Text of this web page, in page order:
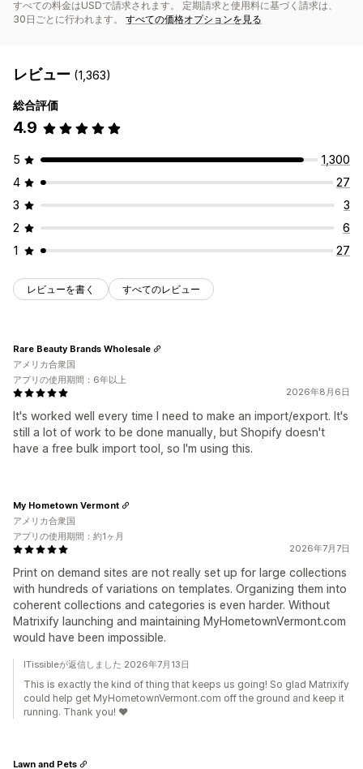
すべての料金はUSDで請求されます。 定期請求と使用料に基づく請求は、
30日ごとに行われます。 すべての価格オプションを見る
レビュー (1,363)
総合評価
4.9
5
1,300
4
27
3
3
2
6
1
27
レビューを書く すべてのレビュー
2026年8月6日
It's worked well every time I need to make an import/export. It's
still a lot of work to be done manually, but Shopify doesn't
have a free bulk import tool, so I'm using this.
Rare Beauty Brands Wholesale
アメリカ合衆国
アプリの使用期間：6年以上
2026年7月7日
Print on demand sites are not really set up for large collections
with hundreds of variations on templates. Organizing them into
coherent collections and categories is even harder. Without
Matrixify launching and maintaining MyHometownVermont.com
would have been impossible.
My Hometown Vermont
アメリカ合衆国
アプリの使用期間：約1ヶ月
ITissibleが返信しました 2026年7月13日
This is exactly the kind of thing that keeps us going! So glad Matrixify
could help get MyHometownVermont.com off the ground and keep it
running. Thank you! ❤️
Lawn and Pets